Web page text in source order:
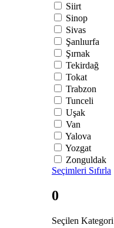
Siirt
Sinop
Sivas
Şanlıurfa
Şırnak
Tekirdağ
Tokat
Trabzon
Tunceli
Uşak
Van
Yalova
Yozgat
Zonguldak
Seçimleri Sıfırla
0
Seçilen Kategori